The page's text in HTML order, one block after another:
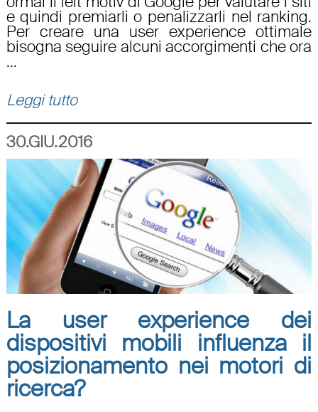
e quindi premiarli o penalizzarli nel ranking.
Per creare una user experience ottimale
bisogna seguire alcuni accorgimenti che ora
...
Leggi tutto
30.GIU.2016
La user experience dei
dispositivi mobili influenza il
posizionamento nei motori di
ricerca?